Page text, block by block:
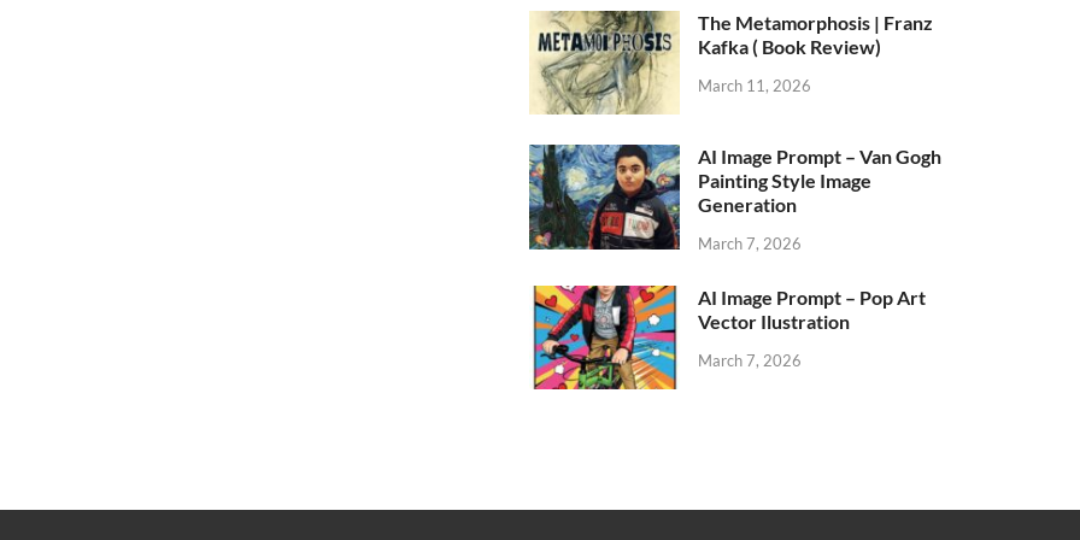
The Metamorphosis | Franz
Kafka ( Book Review)
March 11, 2026
AI Image Prompt – Van Gogh
Painting Style Image
Generation
March 7, 2026
AI Image Prompt – Pop Art
Vector Ilustration
March 7, 2026